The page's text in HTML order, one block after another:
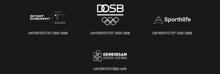
UNTERSTÜTZT DEN DBB UNTERSTÜTZT DEN DBB UNTERSTÜTZT DEN DBB
UNTERSTÜTZEN WIR